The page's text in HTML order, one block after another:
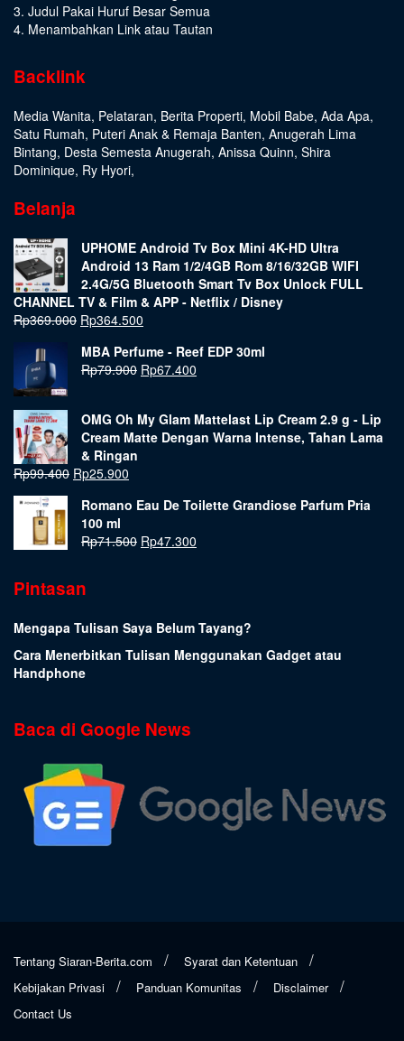
3. Judul Pakai Huruf Besar Semua
4. Menambahkan Link atau Tautan
Backlink
Media Wanita, Pelataran, Berita Properti, Mobil Babe, Ada Apa,
Satu Rumah, Puteri Anak & Remaja Banten, Anugerah Lima
Bintang, Desta Semesta Anugerah, Anissa Quinn, Shira
Dominique, Ry Hyori,
Belanja
UPHOME Android Tv Box Mini 4K-HD Ultra
Android 13 Ram 1/2/4GB Rom 8/16/32GB WIFI
2.4G/5G Bluetooth Smart Tv Box Unlock FULL
CHANNEL TV & Film & APP - Netflix / Disney
Rp369.000 Rp364.500
MBA Perfume - Reef EDP 30ml
Rp79.900 Rp67.400
OMG Oh My Glam Mattelast Lip Cream 2.9 g - Lip
Cream Matte Dengan Warna Intense, Tahan Lama
& Ringan
Rp99.400 Rp25.900
Romano Eau De Toilette Grandiose Parfum Pria
100 ml
Rp71.500 Rp47.300
Pintasan
Mengapa Tulisan Saya Belum Tayang?
Cara Menerbitkan Tulisan Menggunakan Gadget atau
Handphone
Baca di Google News
Tentang Siaran-Berita.com
Syarat dan Ketentuan
Kebijakan Privasi
Panduan Komunitas
Disclaimer
Contact Us